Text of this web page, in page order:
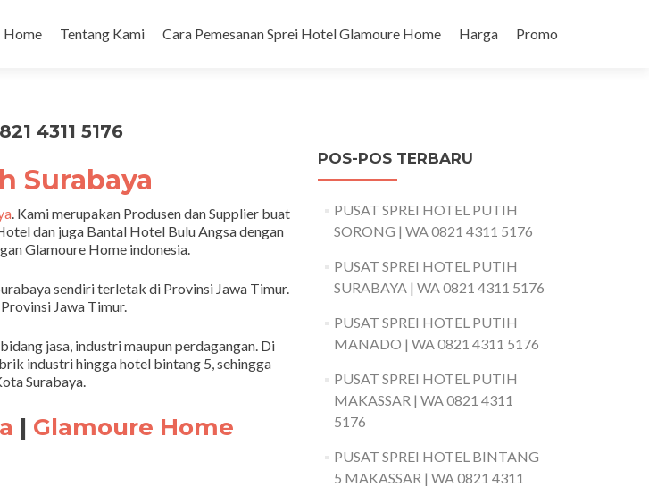
Home Tentang Kami Cara Pemesanan Sprei Hotel Glamoure Home Harga Promo
4311 5176
Surabaya
. Kami merupakan Produsen dan Supplier buat
dan juga Bantal Hotel Bulu Angsa dengan
Glamoure Home indonesia.
sendiri terletak di Provinsi Jawa Timur.
Jawa Timur.
jasa, industri maupun perdagangan. Di
industri hingga hotel bintang 5, sehingga
Surabaya.
| Glamoure Home
POS-POS TERBARU
PUSAT SPREI HOTEL PUTIH
SORONG | WA 0821 4311 5176
PUSAT SPREI HOTEL PUTIH
SURABAYA | WA 0821 4311 5176
PUSAT SPREI HOTEL PUTIH
MANADO | WA 0821 4311 5176
PUSAT SPREI HOTEL PUTIH
MAKASSAR | WA 0821 4311
5176
PUSAT SPREI HOTEL BINTANG
5 MAKASSAR | WA 0821 4311